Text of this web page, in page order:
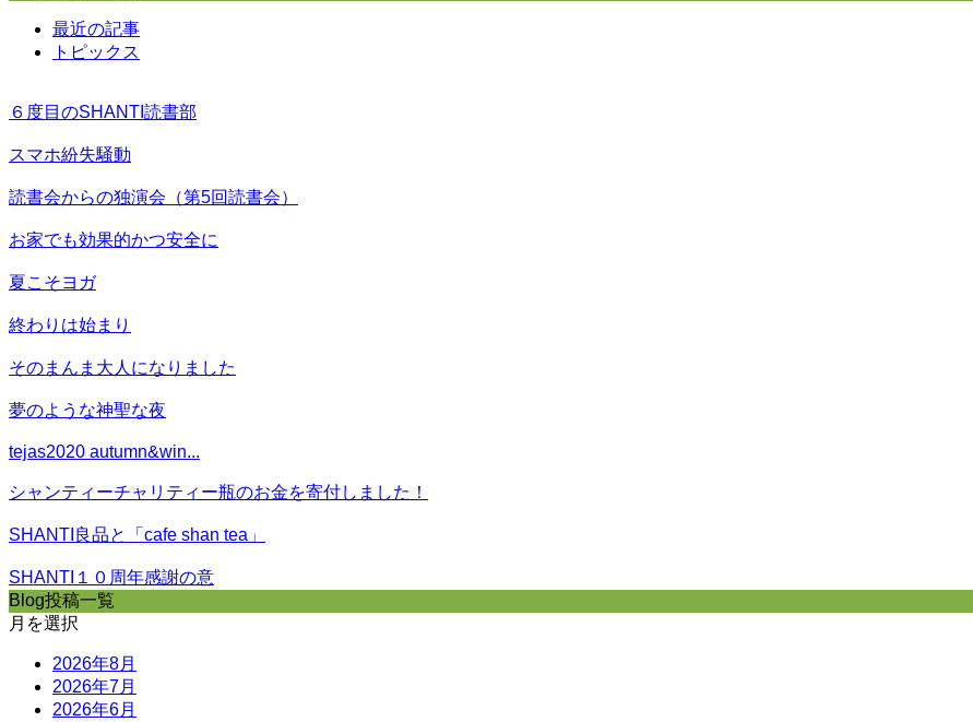
最近の記事
トピックス
６度目のSHANTI読書部
スマホ紛失騒動
読書会からの独演会（第5回読書会）
お家でも効果的かつ安全に
夏こそヨガ
終わりは始まり
そのまんま大人になりました
夢のような神聖な夜
tejas2020 autumn&win...
シャンティーチャリティー瓶のお金を寄付しました！
SHANTI良品と「cafe shan tea」
SHANTI１０周年感謝の意
Blog投稿一覧
月を選択
2026年8月
2026年7月
2026年6月